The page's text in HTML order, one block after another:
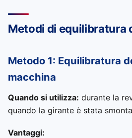
Metodi di equilibratura
Metodo 1: Equilibratura
macchina
Quando si utilizza: durante la
quando la girante è stata
Vantaggi: